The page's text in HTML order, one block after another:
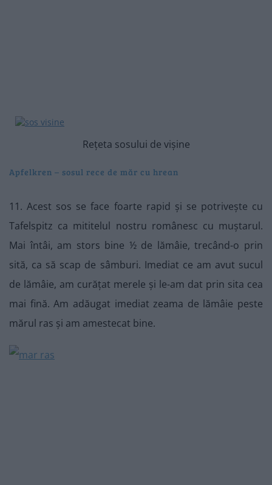
Rețeta sosului de vișine
Apfelkren – sosul rece de măr cu hrean
11. Acest sos se face foarte rapid și se potrivește cu
Tafelspitz ca mititelul nostru românesc cu muștarul.
Mai întâi, am stors bine ½ de lămâie, trecând-o prin
sită, ca să scap de sâmburi. Imediat ce am avut sucul
de lămâie, am curățat merele și le-am dat prin sita cea
mai fină. Am adăugat imediat zeama de lămâie peste
mărul ras și am amestecat bine.